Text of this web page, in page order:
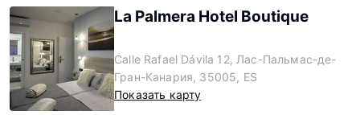
La Palmera Hotel Boutique
Calle Rafael Dávila 12, Лас-Пальмас-де-
Гран-Канария, 35005, ES
Показать карту